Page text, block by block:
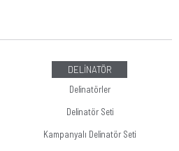
DELİNATÖR
Delinatörler
Delinatör Seti
Kampanyalı Delinatör Seti